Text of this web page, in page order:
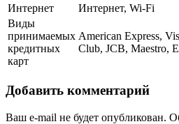
Интернет
Интернет, Wi-Fi
Виды
принимаемых
кредитных
карт
American Express,
Club, JCB, Maestro,
Добавить комментарий
Ваш e-mail не будет опубликован.